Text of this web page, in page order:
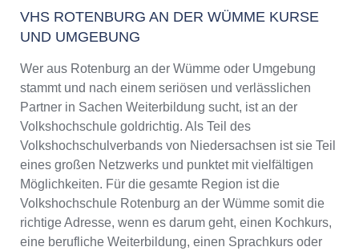
Umgebung
VHS Rotenburg an der Wümme –
Top-Kurse an der Abendschule Rotenburg an
der Wümme
Online-Kurse – Alternative Angebote zu einem
Kurs an der VHS
Top-Kurse an der Abendschule Rotenburg an
der Wümme
Weiterbildung in Rotenburg an der Wümme
VHS Rotenburg an der Wümme Programm
2025 / 2026
VHS ROTENBURG AN DER WÜMME KURSE
UND UMGEBUNG
Wer aus Rotenburg an der Wümme oder Umgebung
stammt und nach einem seriösen und verlässlichen
Partner in Sachen Weiterbildung sucht, ist an der
Volkshochschule goldrichtig. Als Teil des
Volkshochschulverbands von Niedersachsen ist sie Teil
eines großen Netzwerks und punktet mit vielfältigen
Möglichkeiten. Für die gesamte Region ist die
Volkshochschule Rotenburg an der Wümme somit die
richtige Adresse, wenn es darum geht, einen Kochkurs,
eine berufliche Weiterbildung, einen Sprachkurs oder